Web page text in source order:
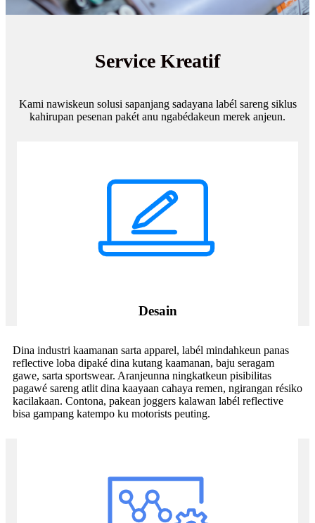
Service Kreatif
Kami nawiskeun solusi sapanjang sadayana labél sareng siklus
kahirupan pesenan pakét anu ngabédakeun merek anjeun.
Desain
Dina industri kaamanan sarta apparel, labél mindahkeun panas
reflective loba dipaké dina kutang kaamanan, baju seragam
gawe, sarta sportswear. Aranjeunna ningkatkeun pisibilitas
pagawé sareng atlit dina kaayaan cahaya remen, ngirangan résiko
kacilakaan. Contona, pakean joggers kalawan labél reflective
bisa gampang katempo ku motorists peuting.